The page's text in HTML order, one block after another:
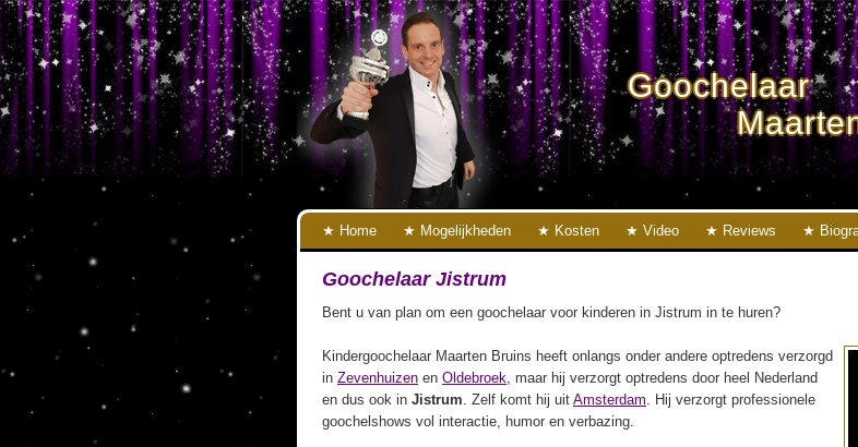
Goochelaar
Home Mogelijkheden Kosten Video Reviews
Goochelaar Jistrum
Bent u van plan om een goochelaar voor kinderen in Jistrum in te huren?
Kindergoochelaar Maarten Bruins heeft onlangs onder andere optredens verzorgd
in Zevenhuizen en Oldebroek, maar hij verzorgt optredens door heel Nederland
en dus ook in Jistrum. Zelf komt hij uit Amsterdam. Hij verzorgt professionele
goochelshows vol interactie, humor en verbazing.